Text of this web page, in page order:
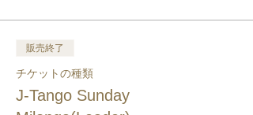
販売終了
チケットの種類
J-Tango Sunday